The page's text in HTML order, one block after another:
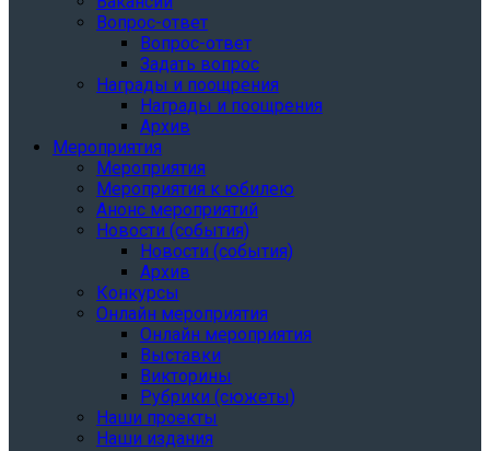
Вопрос-ответ
Вопрос-ответ
Задать вопрос
Награды и поощрения
Награды и поощрения
Архив
Мероприятия
Мероприятия
Мероприятия к юбилею
Анонс мероприятий
Новости (события)
Новости (события)
Архив
Конкурсы
Онлайн мероприятия
Онлайн мероприятия
Выставки
Викторины
Рубрики (сюжеты)
Наши проекты
Наши издания